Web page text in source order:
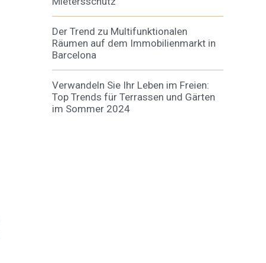
Der Trend zu Multifunktionalen
Räumen auf dem Immobilienmarkt in
Barcelona
Verwandeln Sie Ihr Leben im Freien:
Top Trends für Terrassen und Gärten
im Sommer 2024